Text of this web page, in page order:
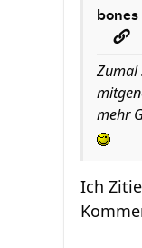
bones
Zumal
mehr
Ich